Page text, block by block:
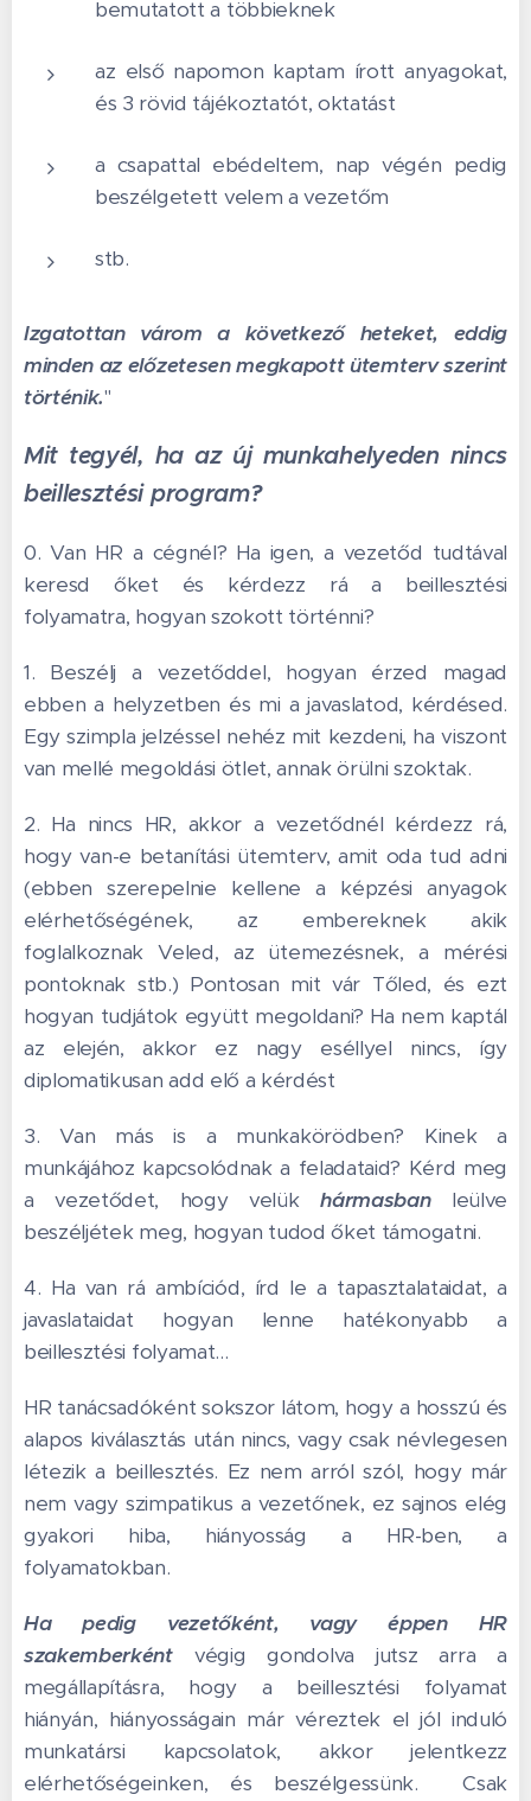
bemutatott a többieknek
az első napomon kaptam írott anyagokat,
és 3 rövid tájékoztatót, oktatást
a csapattal ebédeltem, nap végén pedig
beszélgetett velem a vezetőm
stb.
Izgatottan várom a következő heteket, eddig
minden az előzetesen megkapott ütemterv szerint
történik."
Mit tegyél, ha az új munkahelyeden nincs
beillesztési program?
0. Van HR a cégnél? Ha igen, a vezetőd tudtával
keresd őket és kérdezz rá a beillesztési
folyamatra, hogyan szokott történni?
1. Beszélj a vezetőddel, hogyan érzed magad
ebben a helyzetben és mi a javaslatod, kérdésed.
Egy szimpla jelzéssel nehéz mit kezdeni, ha viszont
van mellé megoldási ötlet, annak örülni szoktak.
2. Ha nincs HR, akkor a vezetődnél kérdezz rá,
hogy van-e betanítási ütemterv, amit oda tud adni
(ebben szerepelnie kellene a képzési anyagok
elérhetőségének, az embereknek akik
foglalkoznak Veled, az ütemezésnek, a mérési
pontoknak stb.) Pontosan mit vár Tőled, és ezt
hogyan tudjátok együtt megoldani? Ha nem kaptál
az elején, akkor ez nagy eséllyel nincs, így
diplomatikusan add elő a kérdést😉
3. Van más is a munkakörödben? Kinek a
munkájához kapcsolódnak a feladataid? Kérd meg
a vezetődet, hogy velükhármasbanleülve
beszéljétek meg, hogyan tudod őket támogatni.
4. Ha van rá ambíciód, írd le a tapasztalataidat, a
javaslataidat hogyan lenne hatékonyabb a
beillesztési folyamat...
HR tanácsadóként sokszor látom, hogy a hosszú és
alapos kiválasztás után nincs, vagy csak névlegesen
létezik a beillesztés. Ez nem arról szól, hogy már
nem vagy szimpatikus a vezetőnek, ez sajnos elég
gyakori hiba, hiányosság a HR-ben, a
folyamatokban.
Ha pedig vezetőként, vagy éppen HR
szakemberkéntvégig gondolva jutsz arra a
megállapításra, hogy a beillesztési folyamat
hiányán, hiányosságain már véreztek el jól induló
munkatársi kapcsolatok, akkor jelentkezz
elérhetőségeinken, és beszélgessünk. Csak